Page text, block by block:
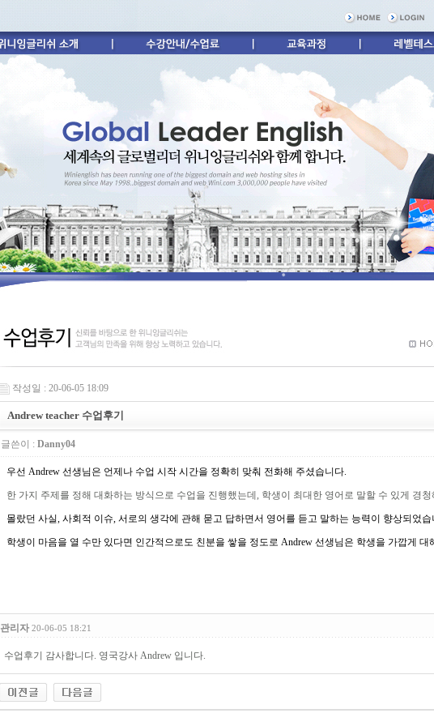
작성일 : 20-06-05 18:09
Andrew teacher 수업후기
글쓴이 : Danny04
우선 Andrew 선생님은 언제나 수업 시작 시간을 정확히 맞춰 전화해 주셨습니다.
한 가지 주제를 정해 대화하는 방식으로 수업을 진행했는데 , 학생이 최대한 영어로 말할 수 있게 경
몰랐던 사실, 사회적 이슈, 서로의 생각에 관해 묻고 답하면서 영어를 듣고 말하는 능력이 향상되었습
학생이 마음을 열 수만 있다면 인간적으로도 친분을 쌓을 정도로 Andrew 선생님은 학생을 가깝게 대
관리자 20-06-05 18:21
수업후기 감사합니다. 영국강사 Andrew 입니다.